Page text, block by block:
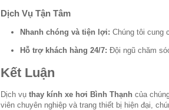
Dịch Vụ Tận Tâm
Nhanh chóng và tiện lợi: Chúng tôi cung
Hỗ trợ khách hàng 24/7: Đội ngũ chăm
Kết Luận
Dịch vụ thay kính xe hơi Bình Thạnh của
viên chuyên nghiệp và trang thiết bị hiện đại,